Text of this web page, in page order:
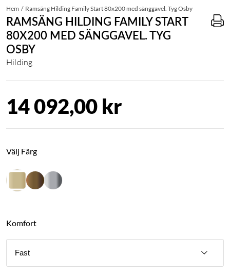
Hem Ramsäng Hilding Family Start 80x200 med sänggavel. Tyg Osby
RAMSÄNG HILDING FAMILY START
80X200 MED SÄNGGAVEL. TYG
OSBY
Hilding
14 092,00 kr
Välj Färg
Komfort
Fast